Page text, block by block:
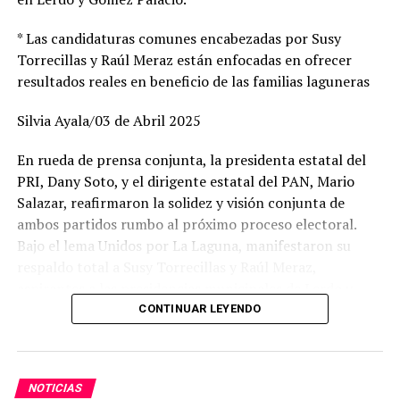
respuesta inmediata a cada una de sus peticiones y
demandas.
EL FRENTE AMPLIO ESTA SÓLIDO EN DURANGO: PAN-PRI-
PRD
NO DEJES DE VER
LOCALIZAN DOS FALLECIDOS EN TERRENOS DE UNA MINA
* Las candidaturas comunes encabezadas por Susy
Torrecillas y Raúl Meraz están enfocadas en ofrecer
resultados reales en beneficio de las familias laguneras
Silvia Ayala/03 de Abril 2025
En rueda de prensa conjunta, la presidenta estatal del
PRI, Dany Soto, y el dirigente estatal del PAN, Mario
Salazar, reafirmaron la solidez y visión conjunta de
ambos partidos rumbo al próximo proceso electoral.
Bajo el lema Unidos por La Laguna, manifestaron su
Gómez Palacio, respectivamente, a quienes describieron
arraigo en sus comunidades.
Dany Soto aseguró que la alianza entre PRI y PAN no
CONTINUAR LEYENDO
NOTICIAS